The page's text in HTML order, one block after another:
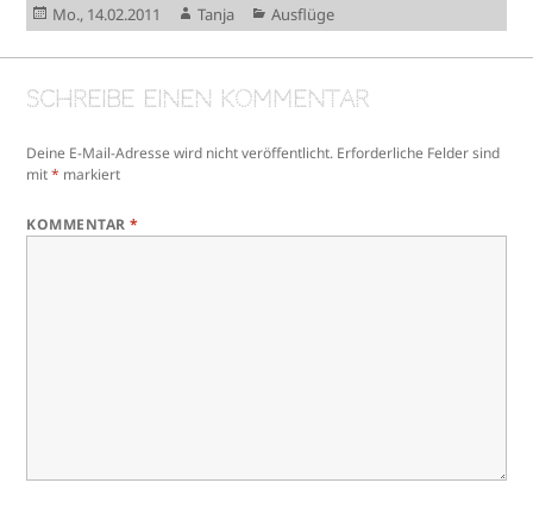
Veröffentlicht
am
Mo., 14.02.2011 Autor
Tanja Kategorien
Ausflüge
Schreibe einen Kommentar
Deine E-Mail-Adresse wird nicht veröffentlicht. Erforderliche Felder sind
mit* markiert
KOMMENTAR*